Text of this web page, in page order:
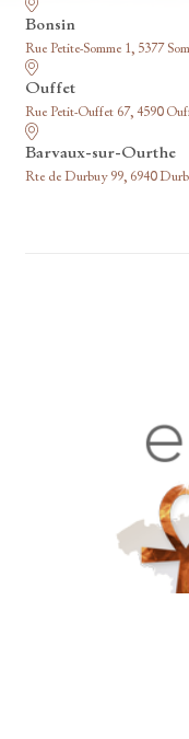
Bonsin
Rue Petite-Somme 1, 5377
Ouffet
Rue Petit-Ouffet 67, 4590
Barvaux-sur-Ourthe
Rte de Durbuy 99, 6940